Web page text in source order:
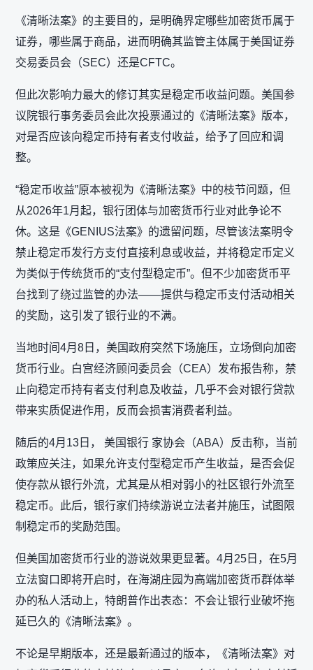
《清晰法案》的主要目的，是明确界定哪些加密货币属于
证券，哪些属于商品，进而明确其监管主体属于美国证券
交易委员会（SEC）还是CFTC。
但此次影响力最大的修订其实是稳定币收益问题。美国参
议院银行事务委员会此次投票通过的《清晰法案》版本，
对是否应该向稳定币持有者支付收益，给予了回应和调
整。
“稳定币收益”原本被视为《清晰法案》中的枝节问题，但
从2026年1月起，银行团体与加密货币行业对此争论不
休。这是《GENIUS法案》的遗留问题，尽管该法案明令
禁止稳定币发行方支付直接利息或收益，并将稳定币定义
为类似于传统货币的“支付型稳定币”。但不少加密货币平
台找到了绕过监管的办法——提供与稳定币支付活动相关
的奖励，这引发了银行业的不满。
当地时间4月8日，美国政府突然下场施压，立场倒向加密
货币行业。白宫经济顾问委员会（CEA）发布报告称，禁
止向稳定币持有者支付利息及收益，几乎不会对银行贷款
带来实质促进作用，反而会损害消费者利益。
随后的4月13日， 美国银行 家协会（ABA）反击称，当前
政策应关注，如果允许支付型稳定币产生收益，是否会促
使存款从银行外流，尤其是从相对弱小的社区银行外流至
稳定币。此后，银行家们持续游说立法者并施压，试图限
制稳定币的奖励范围。
但美国加密货币行业的游说效果更显著。4月25日，在5月
立法窗口即将开启时，在海湖庄园为高端加密货币群体举
办的私人活动上，特朗普作出表态：不会让银行业破坏拖
延已久的《清晰法案》。
不论是早期版本，还是最新通过的版本，《清晰法案》对